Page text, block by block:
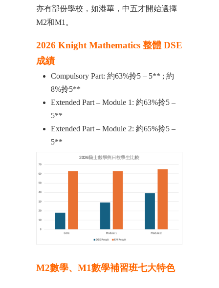
亦有部份學校，如港華，中五才開始選擇
M2和M1。
2026 Knight Mathematics 整體 DSE
成績
Compulsory Part: 約63%拎5 – 5** ; 約
8%拎5**
Extended Part – Module 1: 約63%拎5 –
5**
Extended Part – Module 2: 約65%拎5 –
5**
M2數學、M1數學補習班七大特色